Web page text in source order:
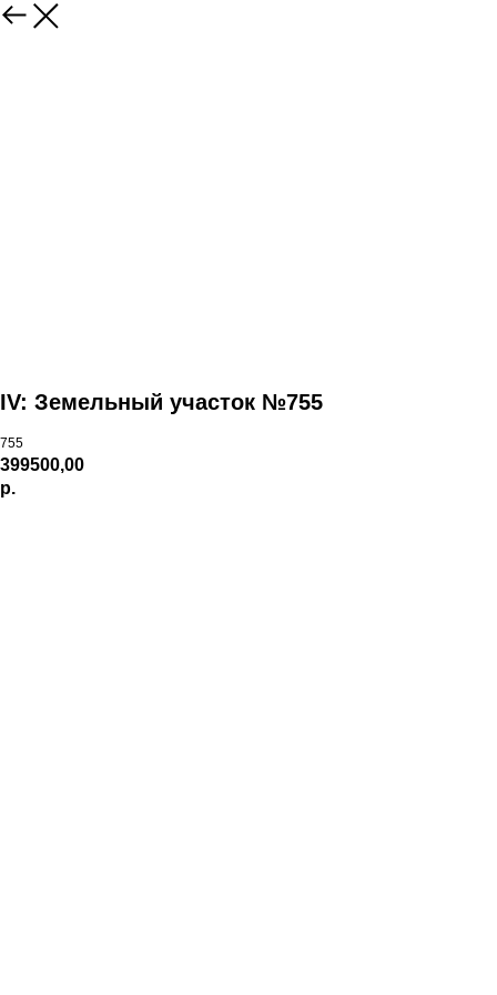
IV: Земельный участок №755
755
399500,00
р.